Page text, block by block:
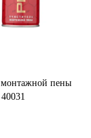
монтажной пены